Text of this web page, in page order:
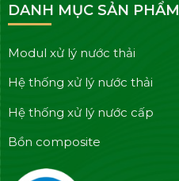
DANH MỤC SẢN PHẨM
Modul xử lý nước thải
Hệ thống xử lý nước thải
Hệ thống xử lý nước cấp
Bồn composite